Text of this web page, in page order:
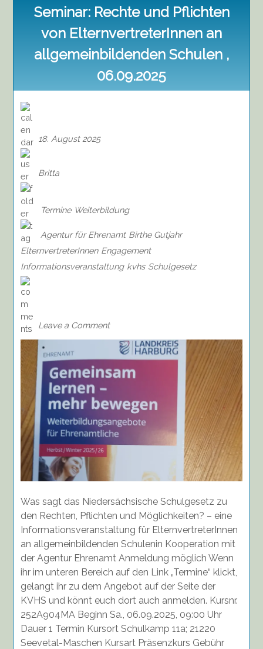
Seminar: Rechte und Pflichten
von ElternvertreterInnen an
allgemeinbildenden Schulen ,
06.09.2025
18. August 2025
Britta
Termine Weiterbildung
Agentur für Ehrenamt Birthe Gutjahr
ElternvertreterInnen Engagement
Informationsveranstaltung kvhs Schulgesetz
Leave a Comment
Pflichten
von
ElternvertreterInnen
an
allgemeinbildenden
,
06.09.2025
Was sagt das Niedersächsische Schulgesetz zu
den Rechten, Pflichten und Möglichkeiten? – eine
Informationsveranstaltung für ElternvertreterInnen
an allgemeinbildenden Schulenin Kooperation mit
der Agentur Ehrenamt Anmeldung möglich Wenn
ihr im unteren Bereich auf den Link „Termine“ klickt,
gelangt ihr zu dem Angebot auf der Seite der
KVHS und könnt euch dort auch anmelden. Kursnr.
252A904MA Beginn Sa., 06.09.2025, 09:00 Uhr
Dauer 1 Termin Kursort Schulkamp 11a; 21220
Seevetal-Maschen Kursart Präsenzkurs Gebühr